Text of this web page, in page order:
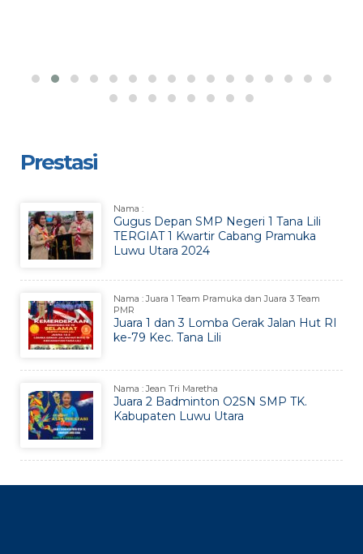
Prestasi
Nama :
Gugus Depan SMP Negeri 1 Tana Lili
TERGIAT 1 Kwartir Cabang Pramuka
Luwu Utara 2024
Nama : Juara 1 Team Pramuka dan Juara 3 Team
PMR
Juara 1 dan 3 Lomba Gerak Jalan Hut RI
ke-79 Kec. Tana Lili
Nama : Jean Tri Maretha
Juara 2 Badminton O2SN SMP TK.
Kabupaten Luwu Utara